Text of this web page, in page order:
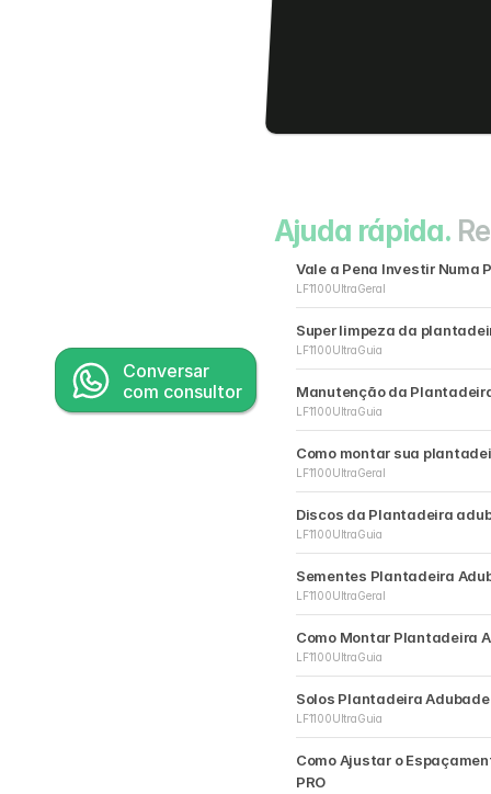
Conversar
com consultor
Ajuda rápida.
Vale a Pena Investir Numa
LF1100UltraGeral
Super limpeza da
LF1100UltraGuia
Manutenção da
LF1100UltraGuia
Como montar sua
LF1100UltraGeral
Discos da Plantadeira
LF1100UltraGuia
Sementes Plantadeira
LF1100UltraGeral
Como Montar Plantadeira
LF1100UltraGuia
Solos Plantadeira
LF1100UltraGuia
Como Ajustar o
PRO